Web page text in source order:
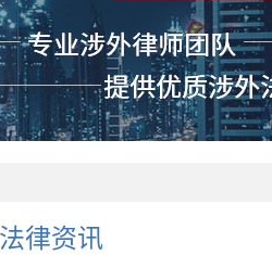
法律资讯